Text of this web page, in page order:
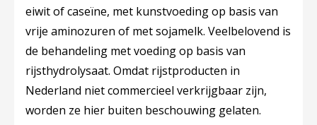
eiwit of caseïne, met kunstvoeding op basis van
vrije aminozuren of met sojamelk. Veelbelovend is
de behandeling met voeding op basis van
rijsthydrolysaat. Omdat rijstproducten in
Nederland niet commercieel verkrijgbaar zijn,
worden ze hier buiten beschouwing gelaten.